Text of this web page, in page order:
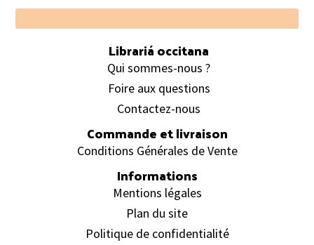
Footer
Librariá occitana
Qui sommes-nous ?
Foire aux questions
Contactez-nous
Commande et livraison
Conditions Générales de Vente
Informations
Mentions légales
Plan du site
Politique de confidentialité